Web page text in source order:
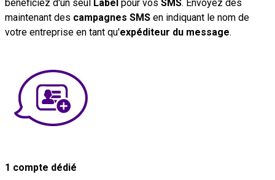
bénéficiez d'un seul Label pour vos SMS. Envoyez dès
maintenant des campagnes SMS en indiquant le nom de
votre entreprise en tant qu'expéditeur du message.
1 compte dédié